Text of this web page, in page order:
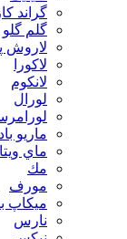
گراند
گلم گلو
لاروش
لاكورا
لانكوم
لورال
ماريو
ماي
مك
مورف
ميكاپ
نارس